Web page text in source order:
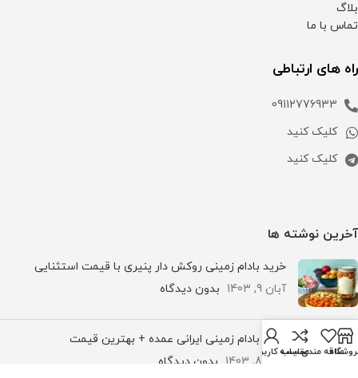
بلاگ
تماس با ما
راه های ارتباطی
09112776933
کلیک کنید
کلیک کنید
آخرین نوشته ها
خرید بادام زمینی روکش دار پنیری با قیمت استثنایی
آبان 9, 1403
بدون دیدگاه
خرید بادام زمینی ایرانی عمده + بهترین قیمت
آبان 8, 1403
بدون دیدگاه
علاقه مندیمقایسه
حساب کاربری من